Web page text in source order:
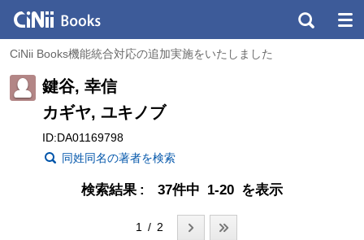
CiNii Books機能統合対応の追加実施をいたしました
鍵谷, 幸信
カギヤ, ユキノブ
ID:DA01169798
同姓同名の著者を検索
検索結果 37件中 1-20 を表示
1 / 2